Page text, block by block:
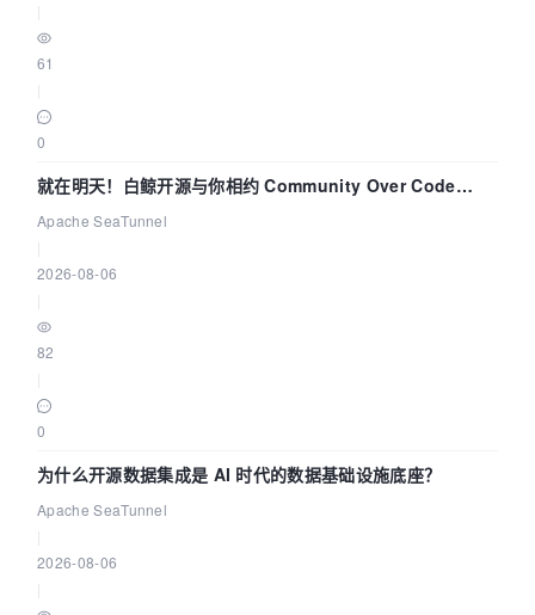
61
0
就在明天！白鲸开源与你相约 Community Over Code
Asia 2026 主题演讲！
Apache SeaTunnel
2026-08-06
82
0
为什么开源数据集成是 AI 时代的数据基础设施底座？
Apache SeaTunnel
2026-08-06